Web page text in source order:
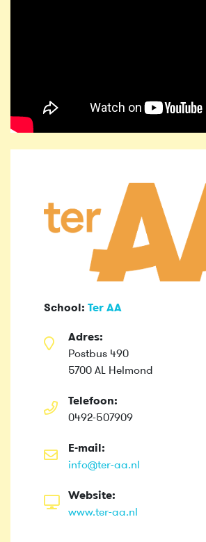
School: Ter AA
Adres:
Postbus 490
5700 AL Helmond
Telefoon:
0492-507909
E-mail:
info@ter-aa.nl
Website:
www.ter-aa.nl